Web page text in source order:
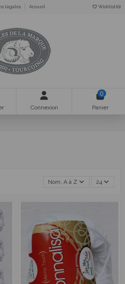
légales Accueil Wishlist (0)
Connexion
0
Panier
Nom, A à Z 24